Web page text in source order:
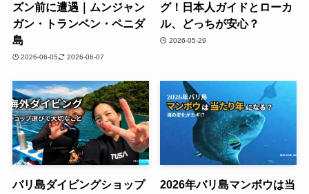
ズン前に遭遇｜ムンジャン
ガン・トランベン・ペニダ
島
2026-06-05 2026-06-07
グ！日本人ガイドとローカ
ル、どっちが安心？
2026-05-29
バリ島ダイビングショップ
2026年バリ島マンボウは当